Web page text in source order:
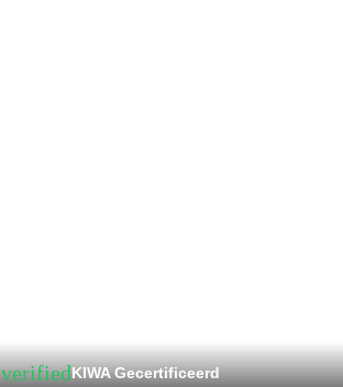
verifiedKIWA Gecertificeerd